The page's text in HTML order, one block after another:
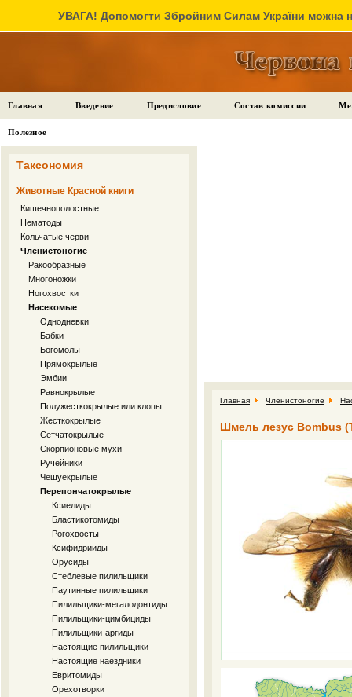
УВАГА! Допомогти Збройним Силам України можна
Главная Введение Предисловие Состав комиссии
Полезное
Таксономия
Животные Красной книги
Кишечнополостные
Нематоды
Кольчатые черви
Членистоногие
Ракообразные
Многоножки
Ногохвостки
Насекомые
Однодневки
Бабки
Богомолы
Прямокрылые
Эмбии
Равнокрылые
Полужесткокрылые или клопы
Жесткокрылые
Сетчатокрылые
Скорпионовые мухи
Ручейники
Чешуекрылые
Перепончатокрылые
Ксиелиды
Бластикотомиды
Рогохвосты
Ксифидрииды
Орусиды
Стеблевые пилильщики
Паутинные пилильщики
Пилильщики-мегалодонтиды
Пилильщики-цимбициды
Пилильщики-аргиды
Настоящие пилильщики
Настоящие наездники
Евритомиды
Орехотворки
Главная Членистоногие
Шмель лезус Bombus